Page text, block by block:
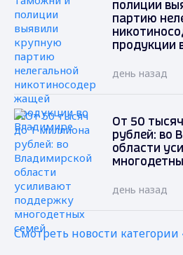
полиции
партию
продукции
день назад
От 50
рублей: во
области
день назад
Смотреть новости